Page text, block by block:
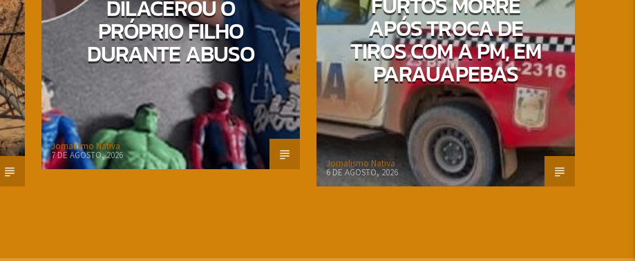
DILACEROU O
PRÓPRIO FILHO
DURANTE ABUSO
Jornalismo Nativa
7 DE AGOSTO, 2026
APÓS TROCA DE
TIROS COM A PM, EM
PARAUAPEBAS
Jornalismo Nativa
6 DE AGOSTO, 2026